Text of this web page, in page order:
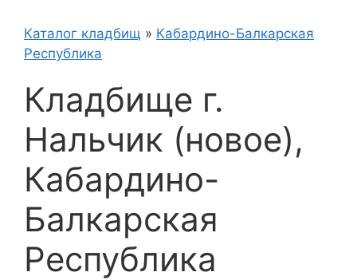
Каталог кладбищ » Кабардино-Балкарская
Республика
Кладбище г.
Нальчик (новое),
Кабардино-
Балкарская
Республика